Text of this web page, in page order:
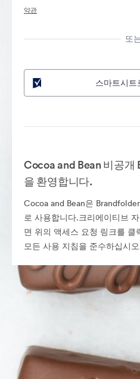
약관
또
스마트시트
Cocoa and Bean 비공
을 환영합니다.
Cocoa and Bean은
로 사용합니다.크리에이티브
면 위의 액세스 요청 링크를 클
모든 사용 지침을 준수하십시